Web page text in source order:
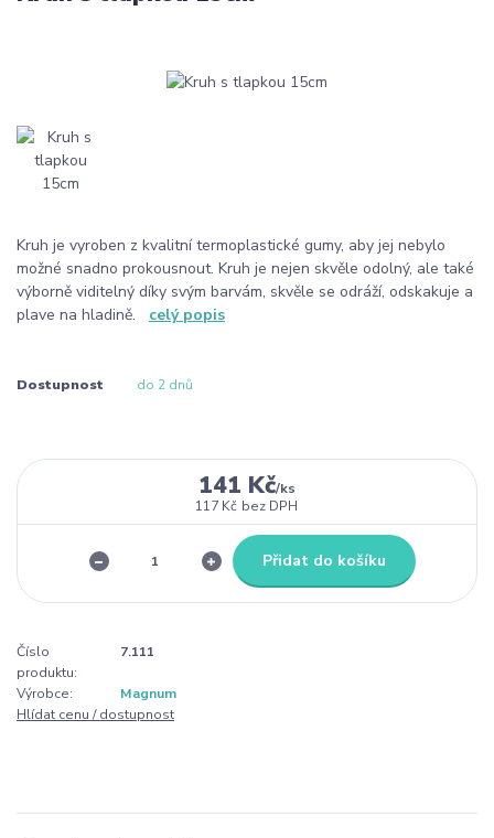
Kruh je vyroben z kvalitní termoplastické gumy, aby jej nebylo
možné snadno prokousnout. Kruh je nejen skvěle odolný, ale také
výborně viditelný díky svým barvám, skvěle se odráží, odskakuje a
plave na hladině. celý popis
Dostupnost do 2 dnů
141 Kč/ks
117 Kč bez DPH
Přidat do košíku
Číslo
produktu:
7.111
Výrobce:
Magnum
Hlídat cenu / dostupnost